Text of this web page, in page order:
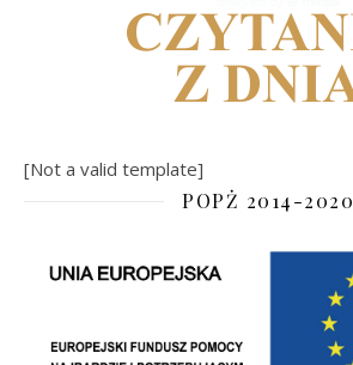
[Not a valid template]
POPŻ 2014-2020